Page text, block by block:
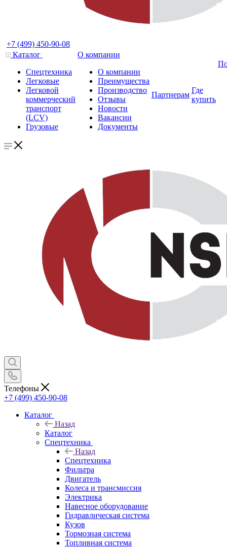
+7 (499) 450-90-08
Каталог
Спецтехника
Легковые
Легковой
коммерческий
транспорт
(LCV)
Грузовые
О компании
О компании
Преимущества
Производство
Отзывы
Новости
Вакансии
Документы
Партнерам
Где
купить
Телефоны
+7 (499) 450-90-08
Каталог
Назад
Каталог
Спецтехника
Назад
Спецтехника
Фильтра
Двигатель
Колеса и трансмиссия
Электрика
Навесное оборудование
Гидравлическая система
Кузов
Тормозная система
Топливная система